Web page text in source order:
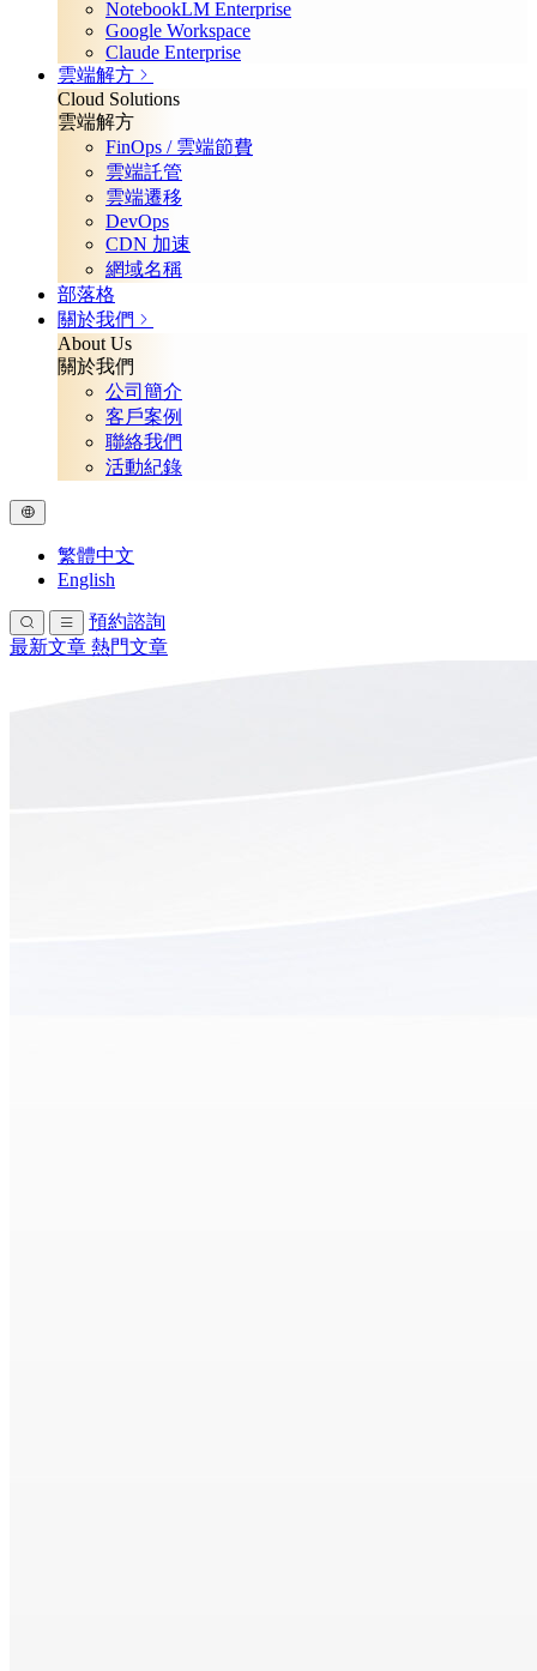
NotebookLM Enterprise
Google Workspace
Claude Enterprise
雲端解方
Cloud Solutions
雲端解方
FinOps / 雲端節費
雲端託管
雲端遷移
DevOps
CDN 加速
網域名稱
部落格
關於我們
About Us
關於我們
公司簡介
客戶案例
聯絡我們
活動紀錄
繁體中文
English
預約諮詢
最新文章 熱門文章